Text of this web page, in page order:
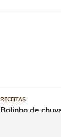
RECEITAS
Bolinho de